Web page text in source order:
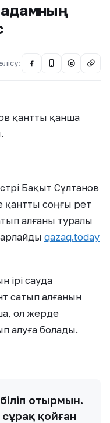
адамның
@
қантты қанша
Бақыт Сұлтанов
қантты соңғы рет
алғаны туралы
qazaq.today
ірі сауда
сатып алғанын
ол жерде
алуға болады.
отырмын.
қойған